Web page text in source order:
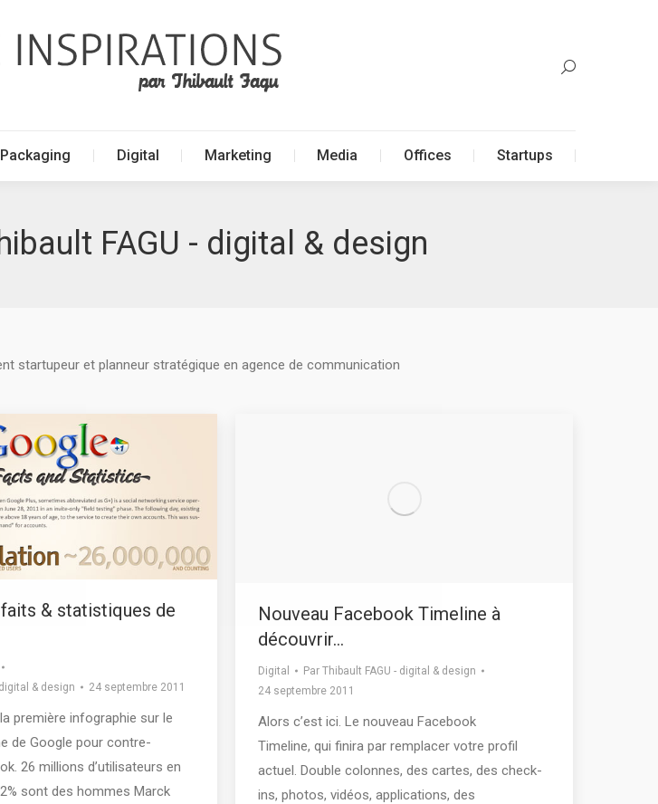
Packaging Digital Marketing Media Offices Startups
FAGU - digital & design
startupeur et planneur stratégique en agence de communication
& statistiques de
& design 24 septembre 2011
première infographie sur le
de Google pour contre-
26 millions d’utilisateurs en
sont des hommes Marck
Nouveau Facebook Timeline à
découvrir…
Digital Par Thibault FAGU - digital & design
24 septembre 2011
Alors c’est ici. Le nouveau Facebook
Timeline, qui finira par remplacer votre profil
actuel. Double colonnes, des cartes, des check-
ins, photos, vidéos, applications, des